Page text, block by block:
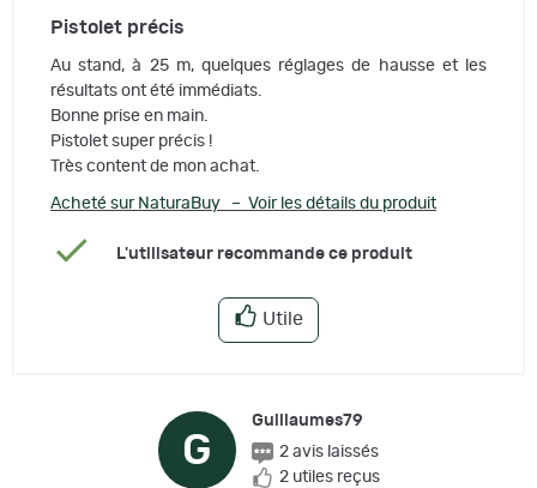
Pistolet précis
Au stand, à 25 m, quelques réglages de hausse et les
résultats ont été immédiats.
Bonne prise en main.
Pistolet super précis !
Très content de mon achat.
Acheté sur NaturaBuy – Voir les détails du produit
L'utilisateur recommande ce produit
Utile
G
Guillaumes79
2 avis laissés
2 utiles reçus